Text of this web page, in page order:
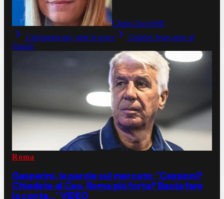
Chiara Zucchelli
Calciomercato, tutte le news
Gabriel Jesus apre al
Napoli
Roma
Gasperini, le parole sul mercato: "Cessioni?
Chiedete al Ceo. Roma più forte? Basta fare
la conta..." VIDEO